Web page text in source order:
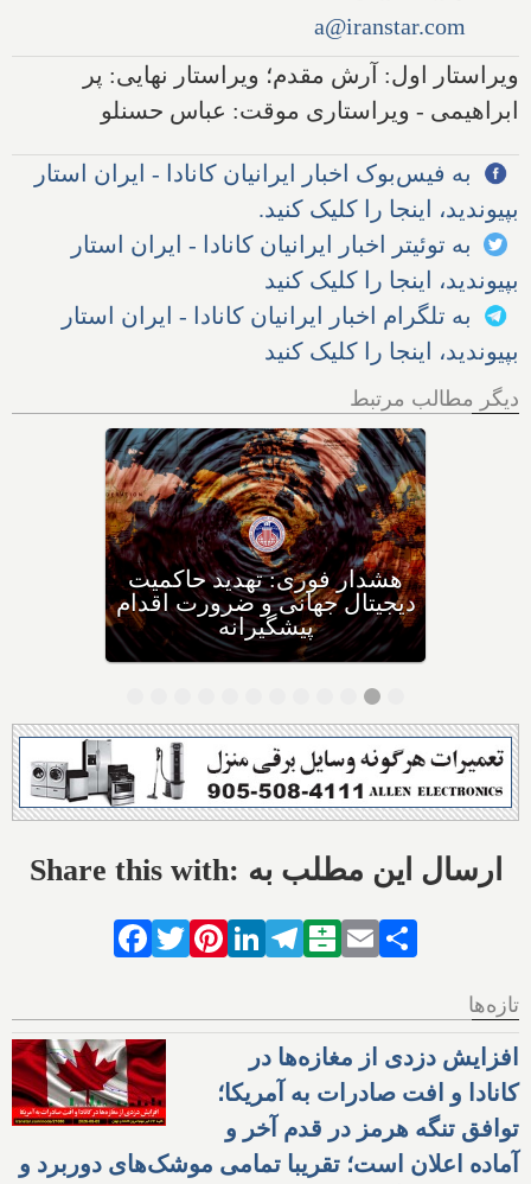
a@iranstar.com
ویراستار اول: آرش مقدم؛ ویراستار نهایی: پر
ابراهیمی - ویراستاری موقت: عباس حسنلو
به فیس‌بوک اخبار ایرانیان کانادا - ایران استار
بپیوندید، اینجا را کلیک کنید.
به توئیتر اخبار ایرانیان کانادا - ایران استار
بپیوندید، اینجا را کلیک کنید
به تلگرام اخبار ایرانیان کانادا - ایران استار
بپیوندید، اینجا را کلیک کنید
دیگر مطالب مرتبط
تحقیقات دانشمندان دانشگاهی
در مجارستان: چه غذاهایی را
برای چه سرطان‌هایی نباید
بخوریم، و چه غذاهایی را
بخوریم؟
Share this with: ارسال این مطلب به
Facebook
TwitterPinterestLinkedIn
Telegram
Balatarin
Email
تازه‌ها
افزایش دزدی از مغازه‌ها در
کانادا و افت صادرات به آمریکا؛
توافق تنگه هرمز در قدم آخر و
آماده اعلان است؛ تقریبا تمامی موشک‌های دوربرد و